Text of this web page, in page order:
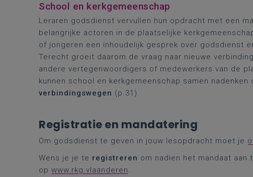
School en kerkgemeenschap
Leraren godsdienst vervullen hun opdracht met een
belangrijke actoren in de plaatselijke
of jongeren een inhoudelijk gesprek over godsdienst
Terecht groeit daarom de vraag naar nieuwe
andere vertegenwoordigers of medewerkers van de
kunnen school en kerkgemeenschap samen
verbindingswegen (p.31).
Registratie en mandatering
Om godsdienst te geven in jouw lesopdracht moet je
Wens je je te registreren om nadien het mandaat aan
op www.rkg.vlaanderen.